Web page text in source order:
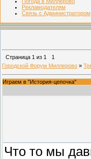
Рекламодателям
Связь с Администратором
Страница 1 из 1
1
Городской Форум Миллерово »
Играем в "История-цепочка"
Что то мы